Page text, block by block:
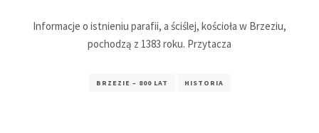
Informacje o istnieniu parafii, a ściślej, kościoła w Brzeziu,
pochodzą z 1383 roku. Przytacza
BRZEZIE – 800 LAT HISTORIA